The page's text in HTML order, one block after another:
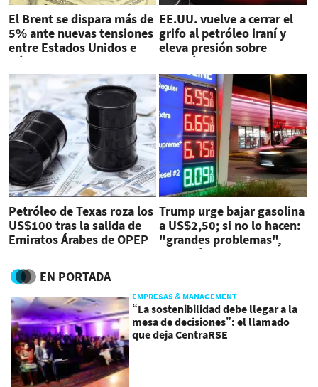
El Brent se dispara más de
5% ante nuevas tensiones
entre Estados Unidos e
Irán
EE.UU. vuelve a cerrar el
grifo al petróleo iraní y
eleva presión sobre
Teherán tras ataques en
Ormuz
Petróleo de Texas roza los
US$100 tras la salida de
Emiratos Árabes de OPEP
Trump urge bajar gasolina
a US$2,50; si no lo hacen:
"grandes problemas",
advirtió
EN PORTADA
EMPRESAS & MANAGEMENT
“La sostenibilidad debe llegar a la
mesa de decisiones”: el llamado
que deja CentraRSE